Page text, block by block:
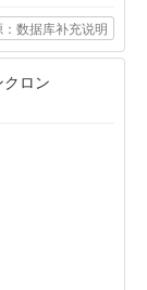
数据库补充说明
ロン